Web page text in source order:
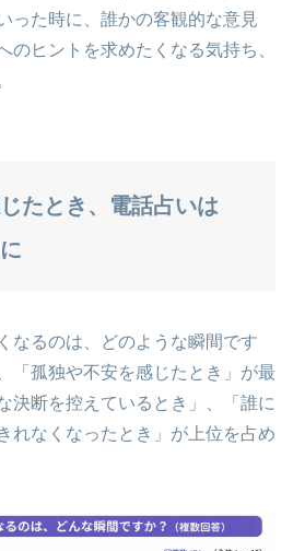
った時に、誰かの客観的な意見
のヒントを求めたくなる気持ち、
たとき、電話占いは
なるのは、どのような瞬間です
「孤独や不安を感じたとき」が最
決断を控えているとき」、「誰に
れなくなったとき」が上位を占め